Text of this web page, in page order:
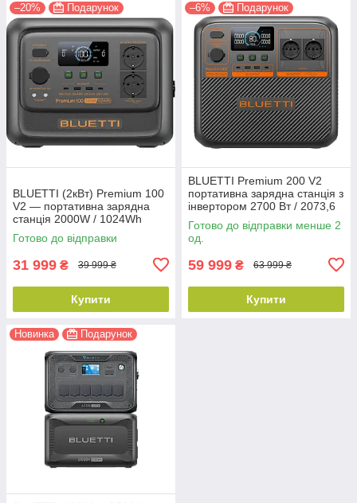
–20% Подарунок
BLUETTI (2кВт) Premium 100
V2 — портативна зарядна
станція 2000W / 1024Wh
Готово до відправки
31 999 ₴ 39 999 ₴
Купити
–6% Подарунок
BLUETTI Premium 200 V2
портативна зарядна станція з
інвертором 2700 Вт / 2073,6
Вт·год
Готово до відправки менше 2
од.
59 999 ₴ 63 999 ₴
Купити
Новинка Подарунок